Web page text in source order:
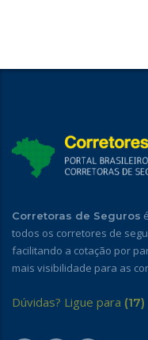
Corretoras de Seguros
todos os corretores de
facilitando a cotação por
mais visibilidade para as
Dúvidas? Ligue para